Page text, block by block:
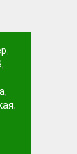
,
,
,
,